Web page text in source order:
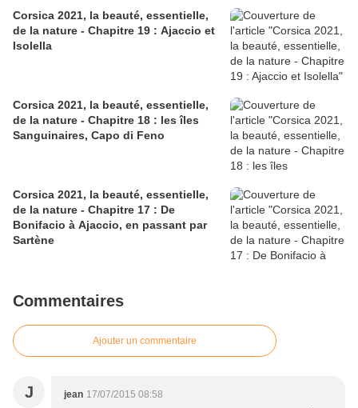
Corsica 2021, la beauté, essentielle,
de la nature - Chapitre 19 : Ajaccio et
Isolella
Corsica 2021, la beauté, essentielle,
de la nature - Chapitre 18 : les îles
Sanguinaires, Capo di Feno
Corsica 2021, la beauté, essentielle,
de la nature - Chapitre 17 : De
Bonifacio à Ajaccio, en passant par
Sartène
Commentaires
Ajouter un commentaire
J jean 17/07/2015 08:58